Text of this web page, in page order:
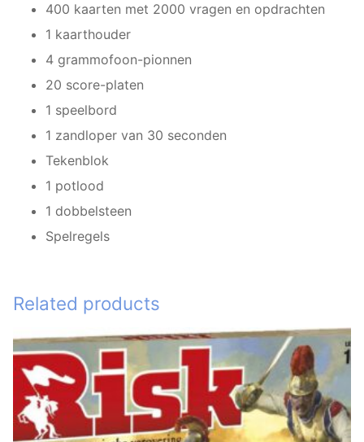
400 kaarten met 2000 vragen en opdrachten
1 kaarthouder
4 grammofoon-pionnen
20 score-platen
1 speelbord
1 zandloper van 30 seconden
Tekenblok
1 potlood
1 dobbelsteen
Spelregels
Related products